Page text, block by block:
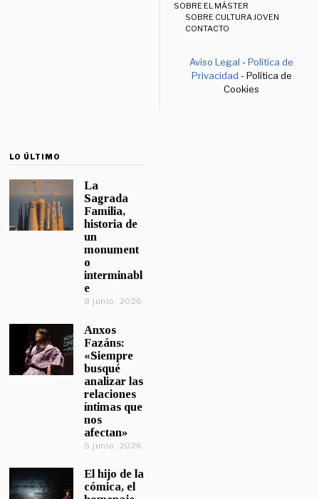
SOBRE EL MÁSTER
SOBRE CULTURA JOVEN
CONTACTO
Aviso Legal -Política de
Privacidad - Política de
Cookies
LO ÚLTIMO
La
Sagrada
Familia,
historia de
un
monument
o
interminabl
e
8 junio, 2026
Anxos
Fazáns:
«Siempre
busqué
analizar las
relaciones
íntimas que
nos
afectan»
5 junio, 2026
El hijo de la
cómica, el